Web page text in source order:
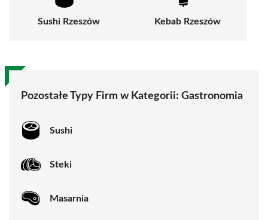
Sushi Rzeszów Kebab Rzeszów
Pozostałe Typy Firm w Kategorii: Gastronomia
Sushi
Steki
Masarnia